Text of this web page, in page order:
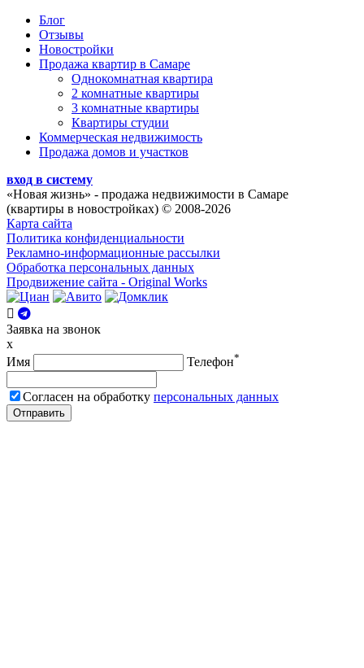
Блог
Отзывы
Новостройки
Продажа квартир в Самаре
Однокомнатная квартира
2 комнатные квартиры
3 комнатные квартиры
Квартиры студии
Коммерческая недвижимость
Продажа домов и участков
вход в систему
«Новая жизнь» - продажа недвижимости в Самаре
(квартиры в новостройках) © 2008-2026
Карта сайта
Политика конфиденциальности
Рекламно-информационные рассылки
Обработка персональных данных
Продвижение сайта - Original Works
Заявка на звонок
x
Имя
Телефон*
Согласен на обработку персональных данных